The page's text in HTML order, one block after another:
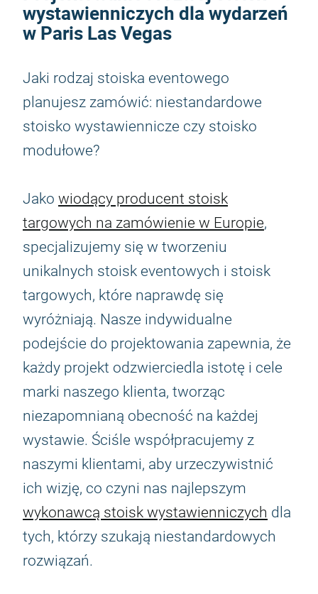
wystawienniczych dla wydarzeń
w Paris Las Vegas
Jaki rodzaj stoiska eventowego
planujesz zamówić: niestandardowe
stoisko wystawiennicze czy stoisko
modułowe?
Jako wiodący producent stoisk
targowych na zamówienie w Europie,
specjalizujemy się w tworzeniu
unikalnych stoisk eventowych i stoisk
targowych, które naprawdę się
wyróżniają. Nasze indywidualne
podejście do projektowania zapewnia, że
każdy projekt odzwierciedla istotę i cele
marki naszego klienta, tworząc
niezapomnianą obecność na każdej
wystawie. Ściśle współpracujemy z
naszymi klientami, aby urzeczywistnić
ich wizję, co czyni nas najlepszym
wykonawcą stoisk wystawienniczych dla
tych, którzy szukają niestandardowych
rozwiązań.